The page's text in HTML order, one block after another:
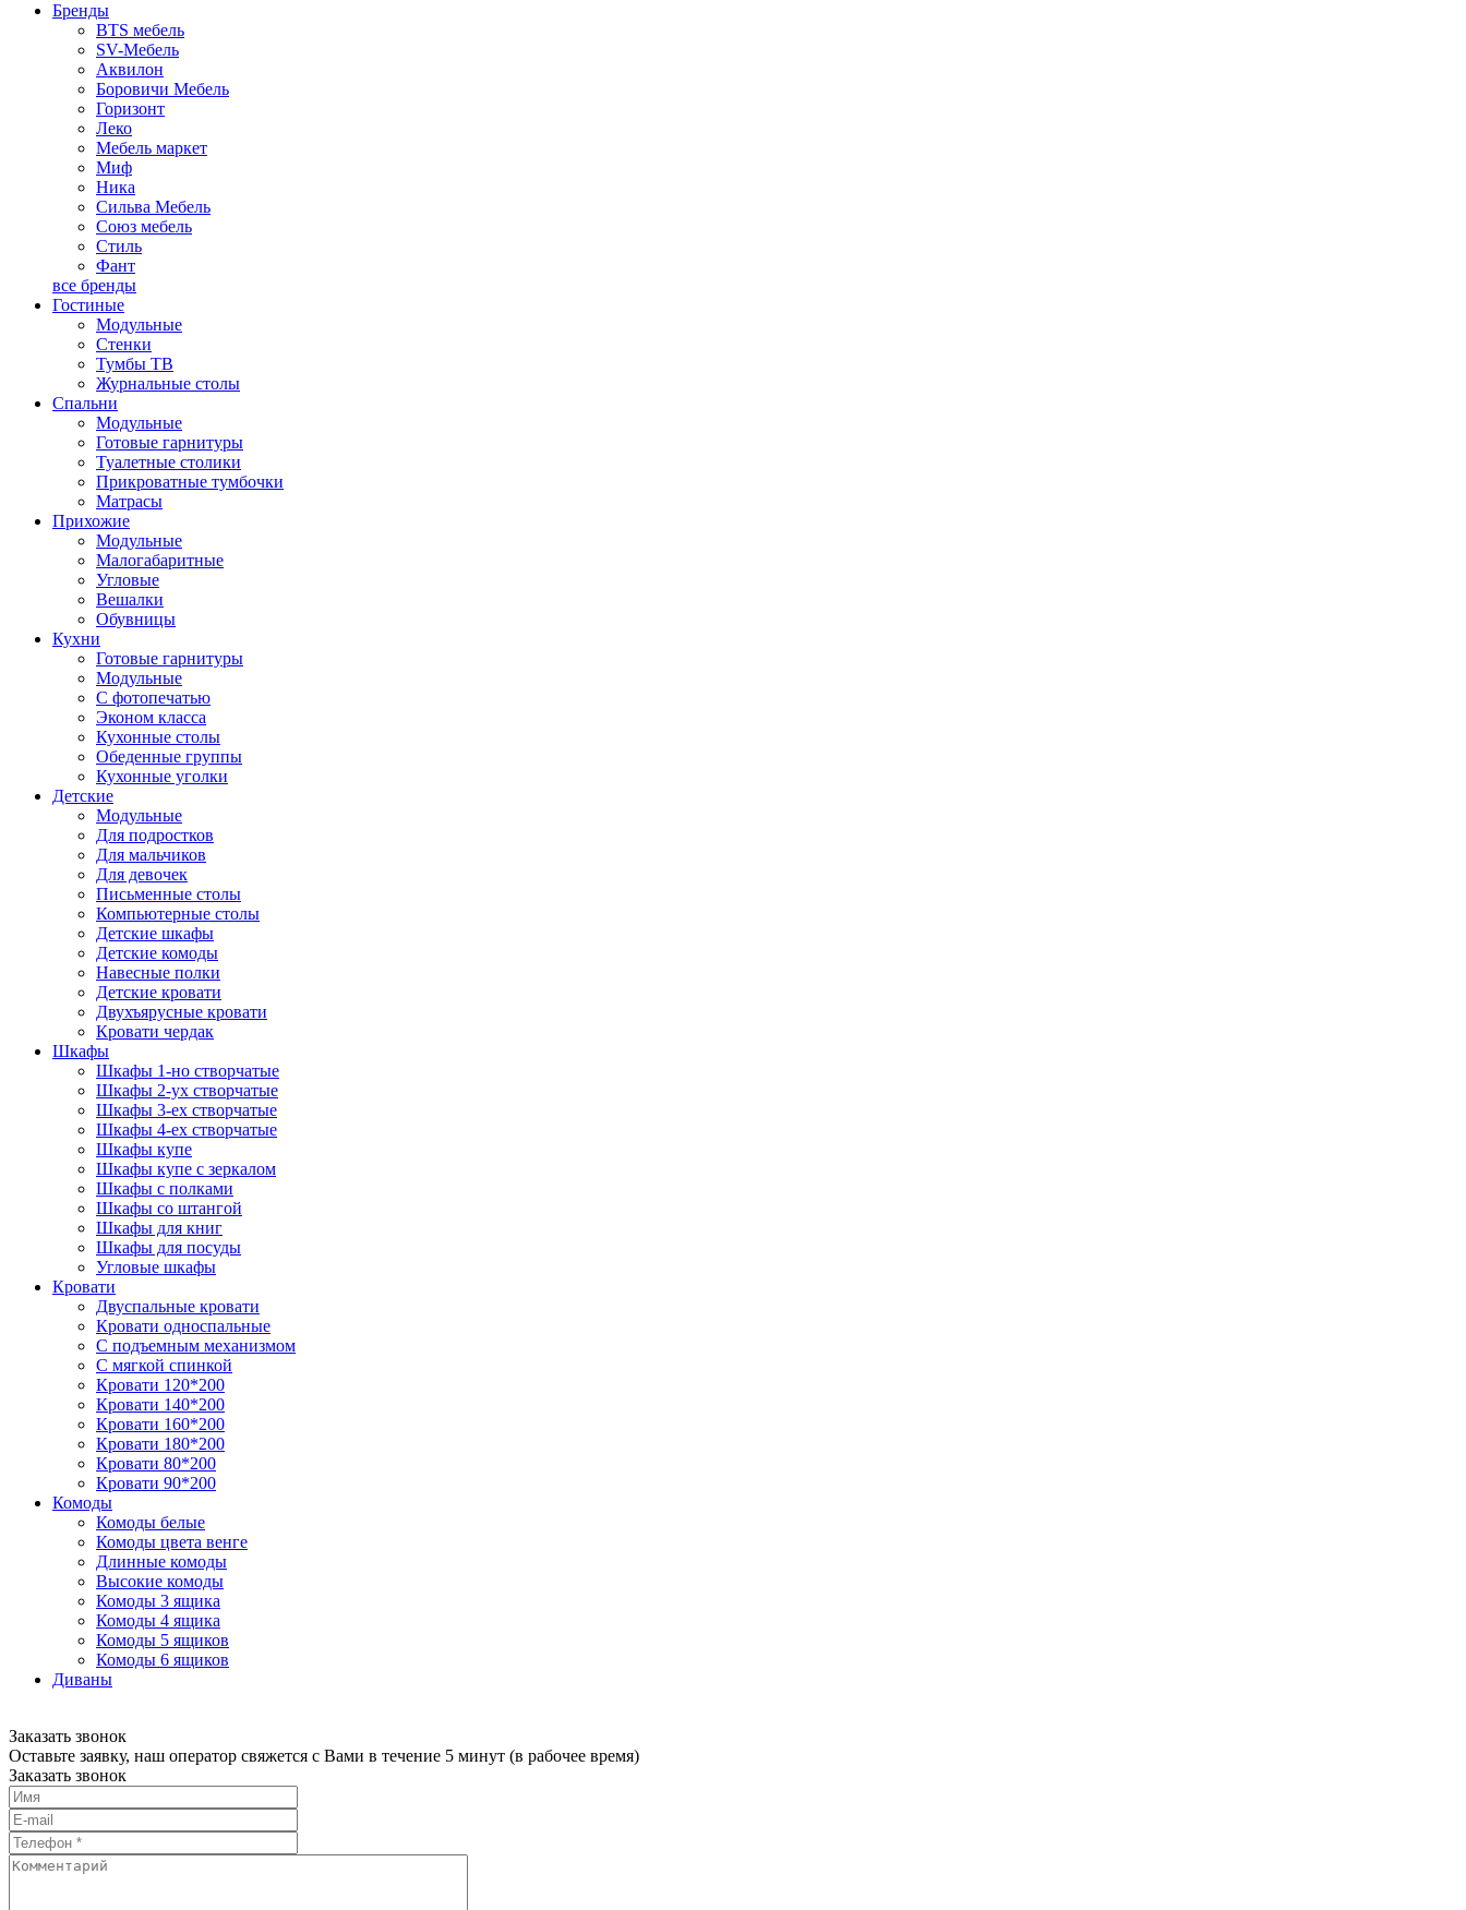
Бренды
BTS мебель
SV-Мебель
Аквилон
Боровичи Мебель
Горизонт
Леко
Мебель маркет
Миф
Ника
Сильва Мебель
Союз мебель
Стиль
Фант
все бренды
Гостиные
Модульные
Стенки
Тумбы ТВ
Журнальные столы
Спальни
Модульные
Готовые гарнитуры
Туалетные столики
Прикроватные тумбочки
Матрасы
Прихожие
Модульные
Малогабаритные
Угловые
Вешалки
Обувницы
Кухни
Готовые гарнитуры
Модульные
С фотопечатью
Эконом класса
Кухонные столы
Обеденные группы
Кухонные уголки
Детские
Модульные
Для подростков
Для мальчиков
Для девочек
Письменные столы
Компьютерные столы
Детские шкафы
Детские комоды
Навесные полки
Детские кровати
Двухъярусные кровати
Кровати чердак
Шкафы
Шкафы 1-но створчатые
Шкафы 2-ух створчатые
Шкафы 3-ех створчатые
Шкафы 4-ех створчатые
Шкафы купе
Шкафы купе с зеркалом
Шкафы с полками
Шкафы со штангой
Шкафы для книг
Шкафы для посуды
Угловые шкафы
Кровати
Двуспальные кровати
Кровати односпальные
С подъемным механизмом
С мягкой спинкой
Кровати 120*200
Кровати 140*200
Кровати 160*200
Кровати 180*200
Кровати 80*200
Кровати 90*200
Комоды
Комоды белые
Комоды цвета венге
Длинные комоды
Высокие комоды
Комоды 3 ящика
Комоды 4 ящика
Комоды 5 ящиков
Комоды 6 ящиков
Диваны
Заказать звонок
Оставьте заявку, наш оператор свяжется с Вами в течение 5 минут (в рабочее время)
Заказать звонок